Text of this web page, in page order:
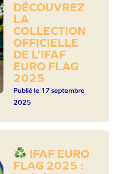
DÉCOUVREZ
LA
COLLECTION
OFFICIELLE
DE L’IFAF
EURO FLAG
2025
Publié le 17 septembre
2025
IFAF EURO
FLAG 2025 :